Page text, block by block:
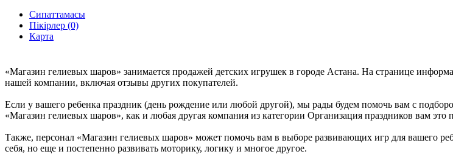
Сипаттамасы
Пікірлер (0)
Карта
«Магазин гелиевых шаров» занимается продажей детских игрушек в городе Астана. На странице
нашей компании, включая отзывы других покупателей.
Если у вашего ребенка праздник (день рождение или любой другой), мы рады будем помочь вам с
«Магазин гелиевых шаров», как и любая другая компания из категории Организация праздников вам это
Также, персонал «Магазин гелиевых шаров» может помочь вам в выборе развивающих игр для вашего
себя, но еще и постепенно развивать моторику, логику и многое другое.